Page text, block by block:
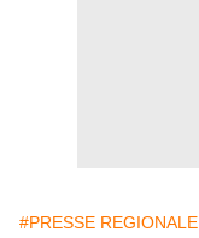
#PRESSE REGIONALE